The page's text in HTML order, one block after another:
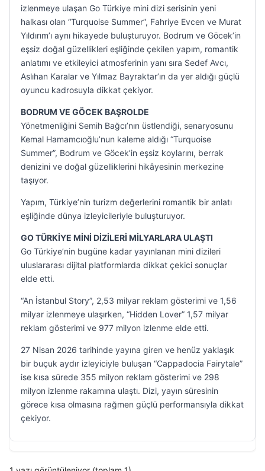
izlenmeye ulaşan Go Türkiye mini dizi serisinin yeni
halkası olan “Turquoise Summer”, Fahriye Evcen ve Murat
Yıldırım’ı aynı hikayede buluşturuyor. Bodrum ve Göcek’in
eşsiz doğal güzellikleri eşliğinde çekilen yapım, romantik
anlatımı ve etkileyici atmosferinin yanı sıra Sedef Avcı,
Aslıhan Karalar ve Yılmaz Bayraktar’ın da yer aldığı güçlü
oyuncu kadrosuyla dikkat çekiyor.
BODRUM VE GÖCEK BAŞROLDE
Yönetmenliğini Semih Bağcı’nın üstlendiği, senaryosunu
Kemal Hamamcıoğlu’nun kaleme aldığı “Turquoise
Summer”, Bodrum ve Göcek’in eşsiz koylarını, berrak
denizini ve doğal güzelliklerini hikâyesinin merkezine
taşıyor.
Yapım, Türkiye’nin turizm değerlerini romantik bir anlatı
eşliğinde dünya izleyicileriyle buluşturuyor.
GO TÜRKİYE MİNİ DİZİLERİ MİLYARLARA ULAŞTI
Go Türkiye’nin bugüne kadar yayınlanan mini dizileri
uluslararası dijital platformlarda dikkat çekici sonuçlar
elde etti.
“An İstanbul Story”, 2,53 milyar reklam gösterimi ve 1,56
milyar izlenmeye ulaşırken, “Hidden Lover” 1,57 milyar
reklam gösterimi ve 977 milyon izlenme elde etti.
27 Nisan 2026 tarihinde yayına giren ve henüz yaklaşık
bir buçuk aydır izleyiciyle buluşan “Cappadocia Fairytale”
ise kısa sürede 355 milyon reklam gösterimi ve 298
milyon izlenme rakamına ulaştı. Dizi, yayın süresinin
görece kısa olmasına rağmen güçlü performansıyla dikkat
çekiyor.